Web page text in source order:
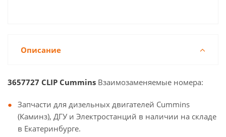
Описание
3657727 CLIP Cummins Взаимозаменяемые номера:
Запчасти для дизельных двигателей Cummins
(Каминз), ДГУ и Электростанций в наличии на складе
в Екатеринбурге.